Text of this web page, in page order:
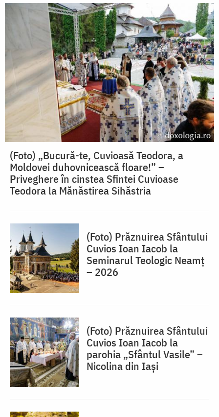
(Foto) „Bucură-te, Cuvioasă Teodora, a
Moldovei duhovnicească floare!” –
Priveghere în cinstea Sfintei Cuvioase
Teodora la Mănăstirea Sihăstria
(Foto) Prăznuirea Sfântului
Cuvios Ioan Iacob la
Seminarul Teologic Neamț
– 2026
(Foto) Prăznuirea Sfântului
Cuvios Ioan Iacob la
parohia „Sfântul Vasile” –
Nicolina din Iași